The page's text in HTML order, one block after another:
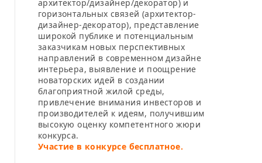
архитектор/дизайнер/декоратор) и
горизонтальных связей (архитектор-
дизайнер-декоратор), представление
широкой публике и потенциальным
заказчикам новых перспективных
направлений в современном дизайне
интерьера, выявление и поощрение
новаторских идей в создании
благоприятной жилой среды,
привлечение внимания инвесторов и
производителей к идеям, получившим
высокую оценку компетентного жюри
конкурса.
Участие в конкурсе бесплатное.